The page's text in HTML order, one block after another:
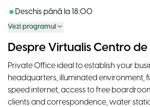
Deschis până la 18:00
Vezi programul
Despre Virtualis Centro
Private Office ideal to establish your
headquarters, illuminated environment,
speed internet, access to free
clients and correspondence, water